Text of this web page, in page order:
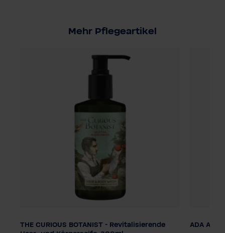
Mehr Pflegeartikel
Dosierung
THE CURIOUS BOTANIST - Revitalisierende
ADA